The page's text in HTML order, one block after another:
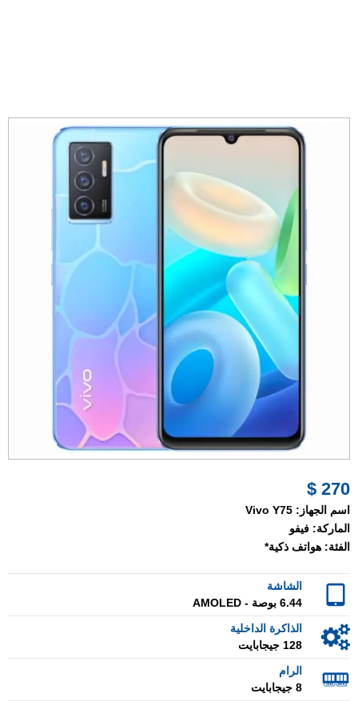
270 $
اسم الجهاز: Vivo Y75
الماركة: فيفو
الفئة: هواتف ذكية*
الشاشة
6.44 بوصة - AMOLED
الذاكرة الداخلية
128 جيجابايت
الرام
8 جيجابايت